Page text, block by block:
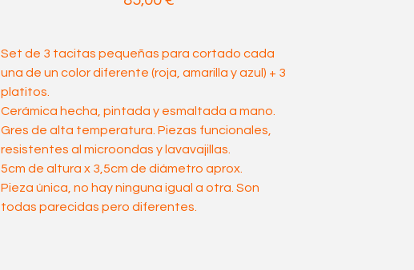
Set de 3 tacitas pequeñas para cortado cada
una de un color diferente (roja, amarilla y azul) + 3
platitos.
Cerámica hecha, pintada y esmaltada a mano.
Gres de alta temperatura. Piezas funcionales,
resistentes al microondas y lavavajillas.
5cm de altura x 3,5cm de diámetro aprox.
Pieza única, no hay ninguna igual a otra. Son
todas parecidas pero diferentes.